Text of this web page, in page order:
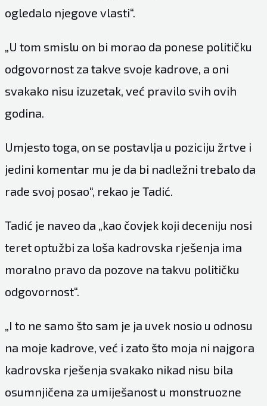
ogledalo njegove vlasti“.
„U tom smislu on bi morao da ponese političku
odgovornost za takve svoje kadrove, a oni
svakako nisu izuzetak, već pravilo svih ovih
godina.
Umjesto toga, on se postavlja u poziciju žrtve i
jedini komentar mu je da bi nadležni trebalo da
rade svoj posao“, rekao je Tadić.
Tadić je naveo da „kao čovjek koji deceniju nosi
teret optužbi za loša kadrovska rješenja ima
moralno pravo da pozove na takvu političku
odgovornost“.
„I to ne samo što sam je ja uvek nosio u odnosu
na moje kadrove, već i zato što moja ni najgora
kadrovska rješenja svakako nikad nisu bila
osumnjičena za umiješanost u monstruozne